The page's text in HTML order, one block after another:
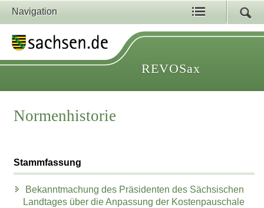
Navigation
REVOSax
Normenhistorie
Stammfassung
Bekanntmachung des Präsidenten des Sächsischen
Landtages über die Anpassung der Kostenpauschale